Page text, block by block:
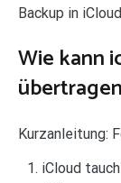
Backup in
Wie kann
Kurzanleitung:
iCloud